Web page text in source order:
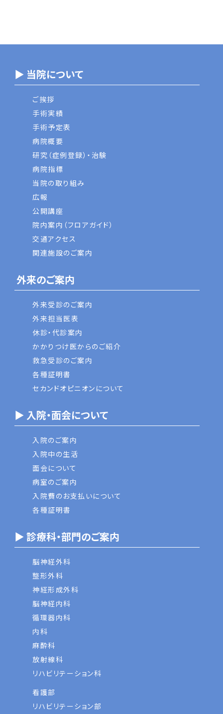
▶ 当院について
ご挨拶
手術実績
手術予定表
病院概要
研究（症例登録）・治験
病院指標
当院の取り組み
広報
公開講座
院内案内（フロアガイド）
交通アクセス
関連施設のご案内
外来のご案内
外来受診のご案内
外来担当医表
休診・代診案内
かかりつけ医からのご紹介
救急受診のご案内
各種証明書
セカンドオピニオンについて
▶ 入院・面会について
入院のご案内
入院中の生活
面会について
病室のご案内
入院費のお支払いについて
各種証明書
▶ 診療科・部門のご案内
脳神経外科
整形外科
神経形成外科
脳神経内科
循環器内科
内科
麻酔科
放射線科
リハビリテーション科
看護部
リハビリテーション部